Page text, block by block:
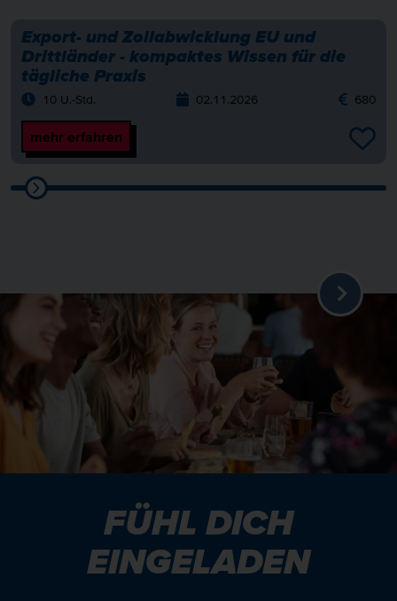
Export- und Zollabwicklung EU und
Drittländer - kompaktes Wissen für die
tägliche Praxis
10 U.-Std. 02.11.2026 680
mehr erfahren
FÜHL DICH
EINGELADEN